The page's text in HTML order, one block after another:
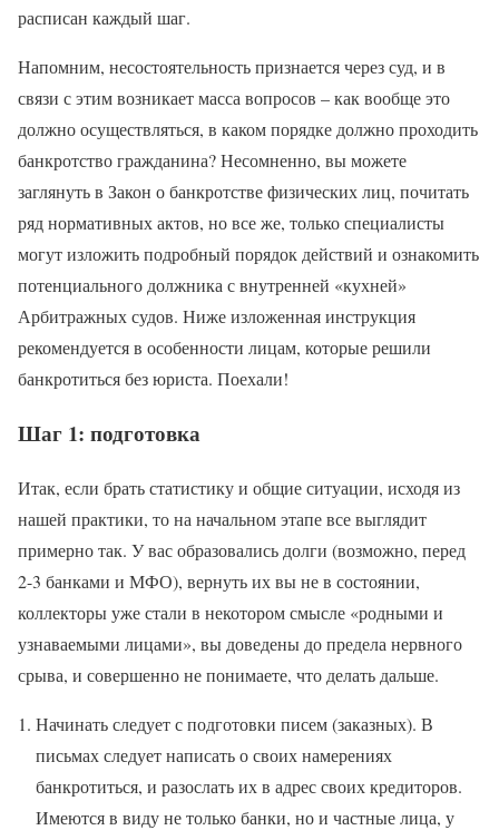
расписан каждый шаг.
Напомним, несостоятельность признается через суд, и в
связи с этим возникает масса вопросов – как вообще это
должно осуществляться, в каком порядке должно проходить
банкротство гражданина? Несомненно, вы можете
заглянуть в Закон о банкротстве физических лиц, почитать
ряд нормативных актов, но все же, только специалисты
могут изложить подробный порядок действий и ознакомить
потенциального должника с внутренней «кухней»
Арбитражных судов. Ниже изложенная инструкция
рекомендуется в особенности лицам, которые решили
банкротиться без юриста. Поехали!
Шаг 1: подготовка
Итак, если брать статистику и общие ситуации, исходя из
нашей практики, то на начальном этапе все выглядит
примерно так. У вас образовались долги (возможно, перед
2-3 банками и МФО), вернуть их вы не в состоянии,
коллекторы уже стали в некотором смысле «родными и
узнаваемыми лицами», вы доведены до предела нервного
срыва, и совершенно не понимаете, что делать дальше.
Начинать следует с подготовки писем (заказных). В
письмах следует написать о своих намерениях
банкротиться, и разослать их в адрес своих кредиторов.
Имеются в виду не только банки, но и частные лица, у